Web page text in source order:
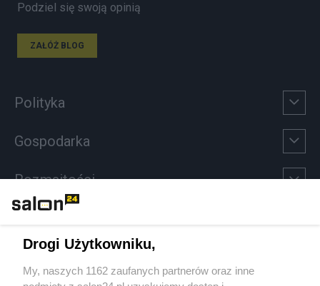
Podziel się swoją opinią
ZAŁÓŻ BLOG
Polityka
Gospodarka
Rozmaitości
Sport
Drogi Użytkowniku,
My, naszych 1162 zaufanych partnerów oraz inne